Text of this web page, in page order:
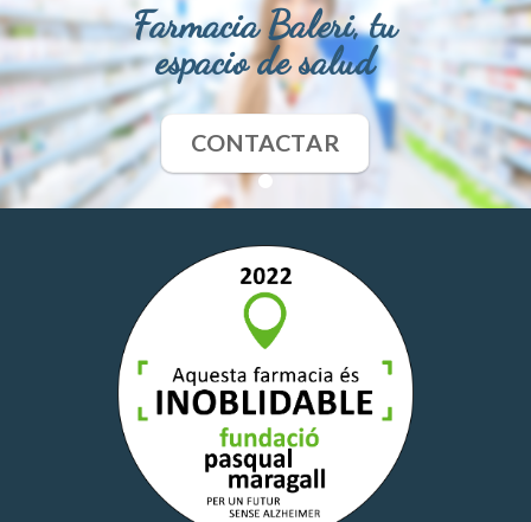
Farmacia Baleri, tu
espacio de salud
CONTACTAR